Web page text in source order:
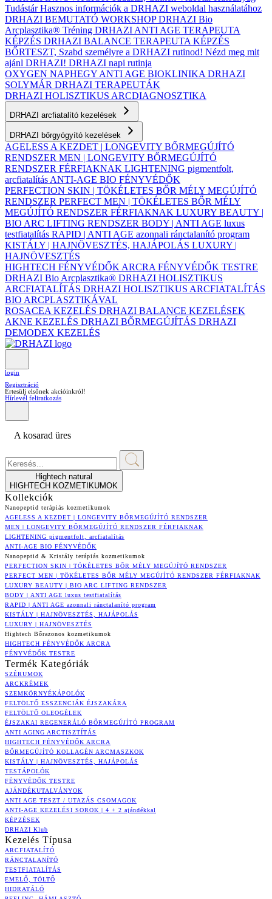
TudástárHasznos információk a DRHAZI weboldal használatához
DRHAZI BEMUTATÓ WORKSHOPDRHAZI Bio
Arcplasztika® Tréning DRHAZI ANTI AGE TERAPEUTA
KÉPZÉS DRHAZI BALANCE TERAPEUTA KÉPZÉS
BŐRTESZT, Szabd személyre a DRHAZI rutinod! Nézd meg mit
ajánl DRHAZI! DRHAZI napi rutinja
OXYGEN NAPHEGY ANTI AGE BIOKLINIKA DRHAZI
SOLYMÁR DRHAZI TERAPEUTÁK
DRHAZI HOLISZTIKUS ARCDIAGNOSZTIKA
DRHAZI arcfiatalító kezelések
DRHAZI bőrgyógyító kezelések
AGELESS A KEZDET | LONGEVITY BŐRMEGÚJÍTÓ
RENDSZER MEN | LONGEVITY BŐRMEGÚJÍTÓ
RENDSZER FÉRFIAKNAK LIGHTENING pigmentfolt,
arcfiatalítás ANTI-AGE BIO FÉNYVÉDŐK
PERFECTION SKIN | TÖKÉLETES BŐR MÉLY MEGÚJÍTÓ
RENDSZER PERFECT MEN | TÖKÉLETES BŐR MÉLY
MEGÚJÍTÓ RENDSZER FÉRFIAKNAK LUXURY BEAUTY |
BIO ARC LIFTING RENDSZER BODY | ANTI AGE luxus
testfiatalítás RAPID | ANTI AGE azonnali ránctalanító program
KISTÁLY | HAJNÖVESZTÉS, HAJÁPOLÁS LUXURY |
HAJNÖVESZTÉS
HIGHTECH FÉNYVÉDŐK ARCRA FÉNYVÉDŐK TESTRE
DRHAZI Bio Arcplasztika® DRHAZI HOLISZTIKUS
ARCFIATALÍTÁS DRHAZI HOLISZTIKUS ARCFIATALÍTÁS
BIO ARCPLASZTIKÁVAL
ROSACEA KEZELÉS DRHAZI BALANCE KEZELÉSEK
AKNE KEZELÉS DRHAZI BŐRMEGÚJÍTÁS DRHAZI
DEMODEX KEZELÉS
login
Regisztráció
Értesülj elsőnek akcióinkról!
Hírlevél feliratkozás
A kosarad üres
Hightech natural
HIGHTECH KOZMETIKUMOK
Kollekciók
Nanopeptid terápiás kozmetikumok
AGELESS A KEZDET | LONGEVITY BŐRMEGÚJÍTÓ RENDSZER
MEN | LONGEVITY BŐRMEGÚJÍTÓ RENDSZER FÉRFIAKNAK
LIGHTENING pigmentfolt, arcfiatalítás
ANTI-AGE BIO FÉNYVÉDŐK
Nanopeptid & Kristály terápiás kozmetikumok
PERFECTION SKIN | TÖKÉLETES BŐR MÉLY MEGÚJÍTÓ RENDSZER
PERFECT MEN | TÖKÉLETES BŐR MÉLY MEGÚJÍTÓ RENDSZER FÉRFIAKNAK
LUXURY BEAUTY | BIO ARC LIFTING RENDSZER
BODY | ANTI AGE luxus testfiatalítás
RAPID | ANTI AGE azonnali ránctalanító program
KISTÁLY | HAJNÖVESZTÉS, HAJÁPOLÁS
LUXURY | HAJNÖVESZTÉS
Hightech Bőrazonos kozmetikumok
HIGHTECH FÉNYVÉDŐK ARCRA
FÉNYVÉDŐK TESTRE
Termék Kategóriák
SZÉRUMOK
ARCKRÉMEK
SZEMKÖRNYÉKÁPOLÓK
FELTÖLTŐ ESSZENCIÁK ÉJSZAKÁRA
FELTÖLTŐ OLEOGÉLEK
ÉJSZAKAI REGENERÁLÓ BŐRMEGÚJÍTÓ PROGRAM
ANTI AGING ARCTISZTÍTÁS
HIGHTECH FÉNYVÉDŐK ARCRA
BŐRMEGÚJÍTÓ KOLLAGÉN ARCMASZKOK
KISTÁLY | HAJNÖVESZTÉS, HAJÁPOLÁS
TESTÁPOLÓK
FÉNYVÉDŐK TESTRE
AJÁNDÉKUTALVÁNYOK
ANTI AGE TESZT / UTAZÁS CSOMAGOK
ANTI-AGE KEZELÉSI SOROK | 4 + 2 ajándékkal
KÉPZÉSEK
DRHAZI Klub
Kezelés Típusa
ARCFIATALÍTÓ
RÁNCTALANÍTÓ
TESTFIATALÍTÁS
EMELŐ, TÖLTŐ
HIDRATÁLÓ